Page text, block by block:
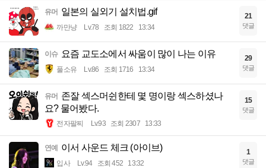
유머 일본의 실외기 설치법.gif
까만냥 Lv.78 조회 1822 13:34
21
댓글
이슈 요즘 교도소에서 싸움이 많이 나는 이유
풀소유 Lv.86 조회 1716 13:34
29
댓글
유머 존잘 섹스머쉰한테 몇 명이랑 섹스하셨나
요? 물어봤다.
전자팔찌 Lv.93 조회 2307 13:33
15
댓글
연예 이서 사운드 체크 (아이브)
입사 Lv.94 조회 452 13:32
1
댓글